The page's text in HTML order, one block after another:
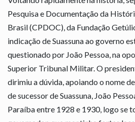
Pesquisa e Documentação da
Brasil (CPDOC), da Fundação
indicação de Suassuna ao governo
questionado por João Pessoa, na
Superior Tribunal Militar. O
dirimiu a dúvida, apoiando o nome
de sucessor de Suassuna, João
Paraíba entre 1928 e 1930, logo se